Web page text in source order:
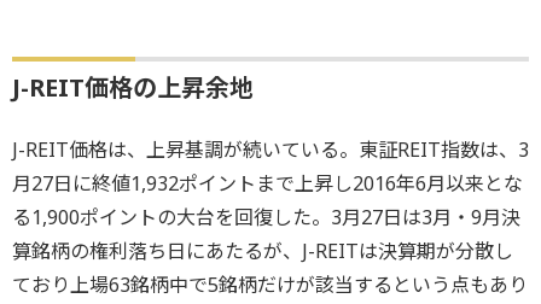
J-REIT価格の上昇余地
J-REIT価格は、上昇基調が続いている。東証REIT指数は、3
月27日に終値1,932ポイントまで上昇し2016年6月以来とな
る1,900ポイントの大台を回復した。3月27日は3月・9月決
算銘柄の権利落ち日にあたるが、J-REITは決算期が分散し
ており上場63銘柄中で5銘柄だけが該当するという点もあり